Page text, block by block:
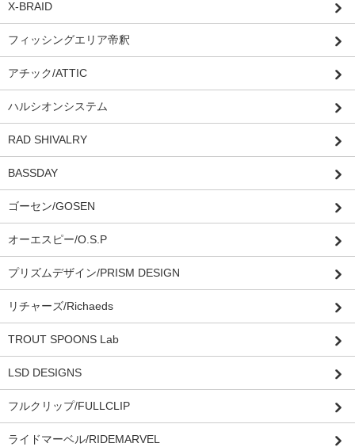
X-BRAID
フィッシングエリア帝釈
アチック/ATTIC
ハルシオンシステム
RAD SHIVALRY
BASSDAY
ゴーセン/GOSEN
オーエスピー/O.S.P
プリズムデザイン/PRISM DESIGN
リチャーズ/Richaeds
TROUT SPOONS Lab
LSD DESIGNS
フルクリップ/FULLCLIP
ライドマーベル/RIDEMARVEL